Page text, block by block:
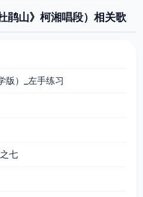
鹃山》柯湘唱段）相关歌
版）_左手练习
七